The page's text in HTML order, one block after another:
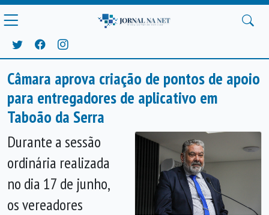
Câmara aprova criação de pontos de apoio
para entregadores de aplicativo em
Taboão da Serra
Durante a sessão
ordinária realizada
no dia 17 de junho,
os vereadores